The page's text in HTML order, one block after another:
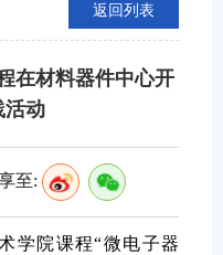
返回列表
在材料器件中心开
活动
至:
学院课程“微电子器